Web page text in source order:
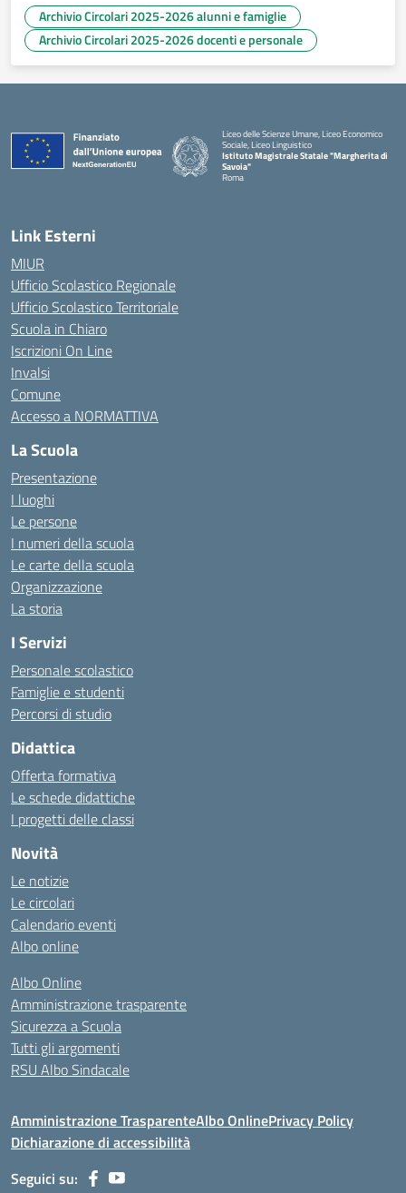
Archivio Circolari 2025-2026 alunni e famiglie
Archivio Circolari 2025-2026 docenti e personale
Liceo delle Scienze Umane, Liceo Economico
Sociale, Liceo Linguistico
Istituto Magistrale Statale "Margherita di
Savoia"
Roma
Link Esterni
MIUR
Ufficio Scolastico Regionale
Ufficio Scolastico Territoriale
Scuola in Chiaro
Iscrizioni On Line
Invalsi
Comune
Accesso a NORMATTIVA
La Scuola
Presentazione
I luoghi
Le persone
I numeri della scuola
Le carte della scuola
Organizzazione
La storia
I Servizi
Personale scolastico
Famiglie e studenti
Percorsi di studio
Didattica
Offerta formativa
Le schede didattiche
I progetti delle classi
Novità
Le notizie
Le circolari
Calendario eventi
Albo online
Albo Online
Amministrazione trasparente
Sicurezza a Scuola
Tutti gli argomenti
RSU Albo Sindacale
Amministrazione TrasparenteAlbo OnlinePrivacy Policy
Dichiarazione di accessibilità
Seguici su: